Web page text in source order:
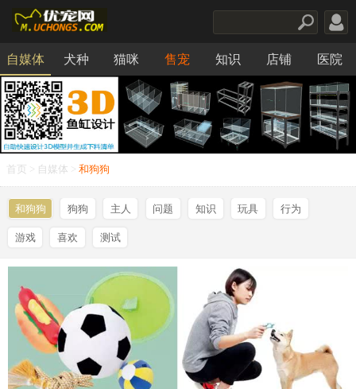
自媒体 犬种 猫咪 售宠 知识 店铺 医院
食品
首页 自媒体 和狗狗
和狗狗 狗狗 主人 问题 知识 玩具 行为
游戏 喜欢 测试